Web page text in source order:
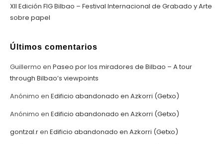
XII Edición FIG Bilbao – Festival Internacional de Grabado y Arte
sobre papel
Últimos comentarios
Guillermo en Paseo por los miradores de Bilbao – A tour
through Bilbao’s viewpoints
Anónimo en Edificio abandonado en Azkorri (Getxo)
Anónimo en Edificio abandonado en Azkorri (Getxo)
gontzal.ren Edificio abandonado en Azkorri (Getxo)